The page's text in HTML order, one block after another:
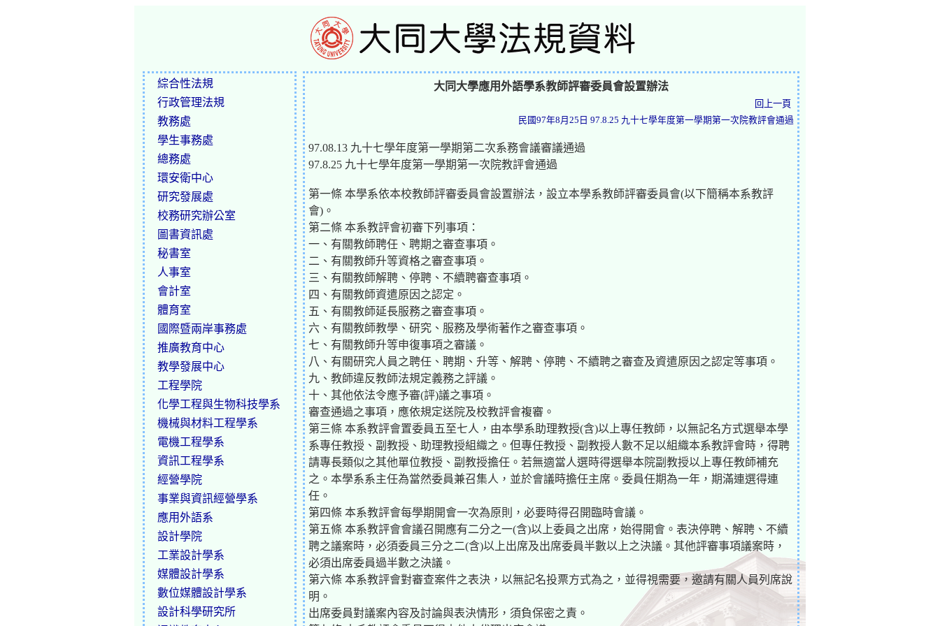
綜合性法規
行政管理法規
教務處
學生事務處
總務處
環安衛中心
研究發展處
校務研究辦公室
圖書資訊處
秘書室
人事室
會計室
體育室
國際暨兩岸事務處
推廣教育中心
教學發展中心
工程學院
化學工程與生物科技學系
機械與材料工程學系
電機工程學系
資訊工程學系
經營學院
事業與資訊經營學系
應用外語系
設計學院
工業設計學系
媒體設計學系
數位媒體設計學系
設計科學研究所
大同大學應用外語學系教師評審委員會設置辦法
回上一頁
民國97年8月25日 97.8.25 九十七學年度第一學期第一次院教評會通過
97.08.13 九十七學年度第一學期第二次系務會議審議通過
97.8.25 九十七學年度第一學期第一次院教評會通過
第一條 本學系依本校教師評審委員會設置辦法，設立本學系教師評審委員會(以下簡稱本系教評
會)。
第二條 本系教評會初審下列事項：
一、有關教師聘任、聘期之審查事項。
二、有關教師升等資格之審查事項。
三、有關教師解聘、停聘、不續聘審查事項。
四、有關教師資遣原因之認定。
五、有關教師延長服務之審查事項。
六、有關教師教學、研究、服務及學術著作之審查事項。
七、有關教師升等申復事項之審議。
八、有關研究人員之聘任、聘期、升等、解聘、停聘、不續聘之審查及資遣原因之認定等事項。
九、教師違反教師法規定義務之評議。
十、其他依法令應予審(評)議之事項。
審查通過之事項，應依規定送院及校教評會複審。
第三條 本系教評會置委員五至七人，由本學系助理教授(含)以上專任教師，以無記名方式選舉本學
系專任教授、副教授、助理教授組織之。但專任教授、副教授人數不足以組織本系教評會時，得聘
請專長類似之其他單位教授、副教授擔任。若無適當人選時得選舉本院副教授以上專任教師補充
之。本學系系主任為當然委員兼召集人，並於會議時擔任主席。委員任期為一年，期滿連選得連
任。
第四條 本系教評會每學期開會一次為原則，必要時得召開臨時會議。
第五條 本系教評會會議召開應有二分之一(含)以上委員之出席，始得開會。表決停聘、解聘、不續
聘之議案時，必須委員三分之二(含)以上出席及出席委員半數以上之決議。其他評審事項議案時，
必須出席委員過半數之決議。
第六條 本系教評會對審查案件之表決，以無記名投票方式為之，並得視需要，邀請有關人員列席說
明。
出席委員對議案內容及討論與表決情形，須負保密之責。